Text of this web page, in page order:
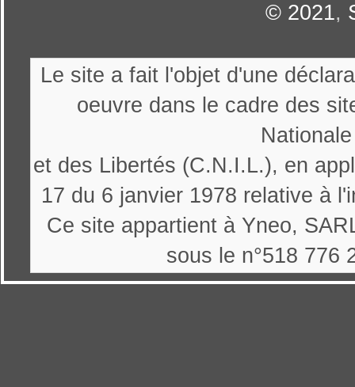
© 2021,
Le site a fait l'objet d'une
oeuvre dans le cadre des
et des Libertés (C.N.I.L.), en
17 du 6 janvier 1978 relative à
Ce site appartient à Yneo,
sous le n°518 776